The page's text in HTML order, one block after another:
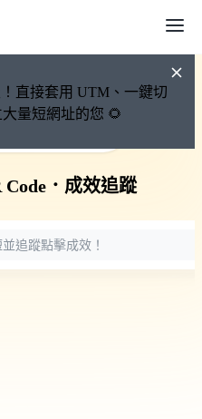
！直接套用 UTM、一鍵切
量短網址的您 🌻
址永久有效
Code． 成效追蹤